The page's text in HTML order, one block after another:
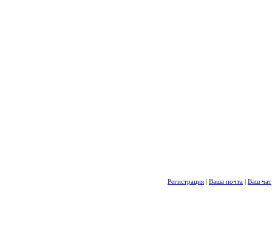
Регистрация | Ваша почта | Ваш чат